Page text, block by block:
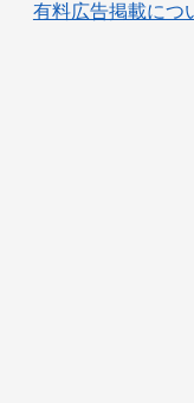
有料広告掲載につ